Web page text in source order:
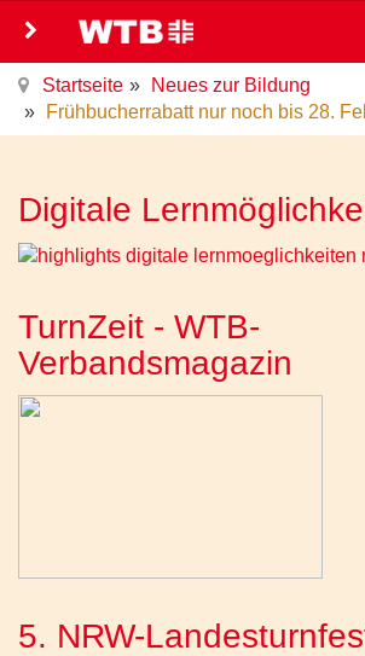
Startseite
Neues zur Bildung
Frühbucherrabatt nur noch bis 28.
Digitale
TurnZeit - WTB-
Verbandsmagazin
5. NRW-